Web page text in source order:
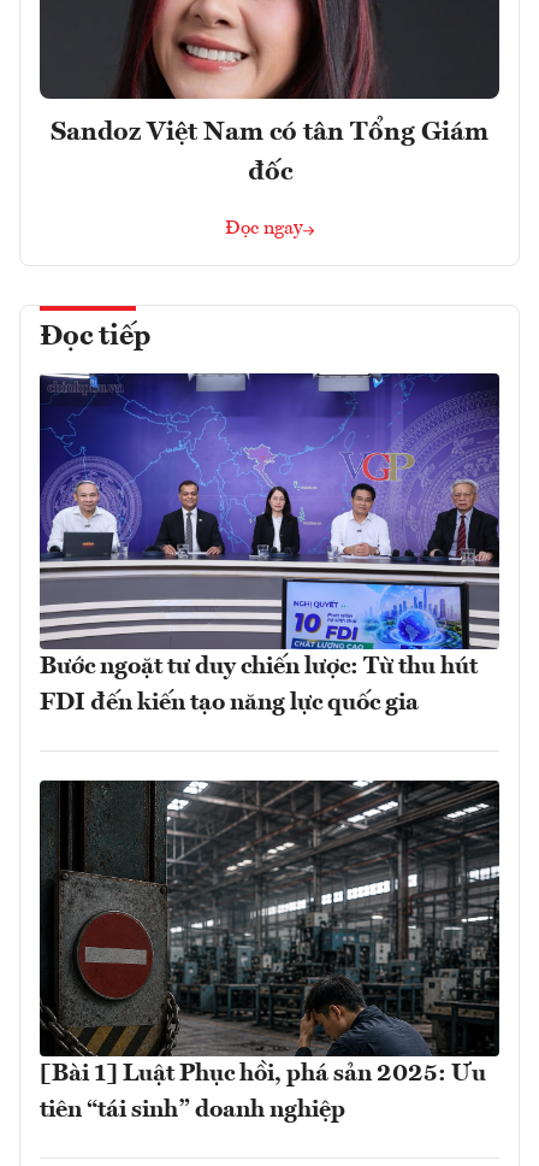
Sandoz Việt Nam có tân Tổng Giám
đốc
Đọc ngay
Đọc tiếp
Bước ngoặt tư duy chiến lược: Từ thu hút
FDI đến kiến tạo năng lực quốc gia
[Bài 1] Luật Phục hồi, phá sản 2025: Ưu
tiên “tái sinh” doanh nghiệp